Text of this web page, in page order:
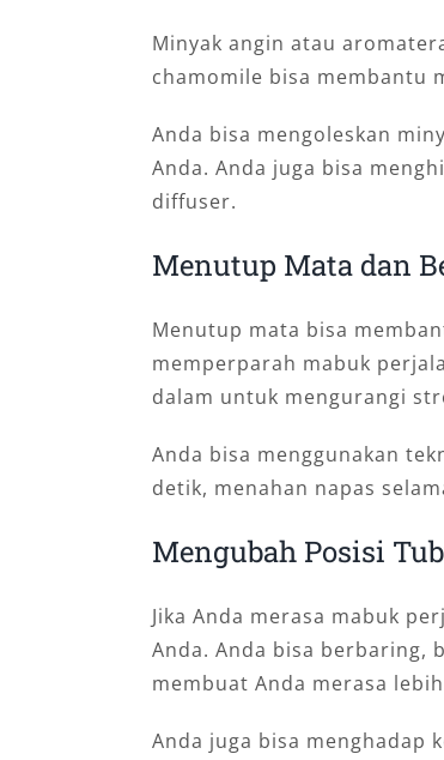
Minyak angin atau
chamomile bisa membantu
Anda bisa mengoleskan
Anda. Anda juga bisa
diffuser.
Menutup Mata dan
Menutup mata bisa
memperparah mabuk
dalam untuk mengurangi
Anda bisa menggunakan
detik, menahan napas
Mengubah Posisi
Jika Anda merasa mabuk
Anda. Anda bisa berbaring,
membuat Anda merasa
Anda juga bisa menghadap